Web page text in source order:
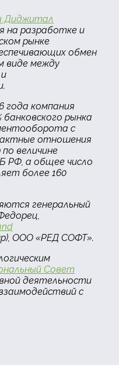
Диджитал
на разработке и
рынке
обмен
виде между
года компания
банковского рынка
с
отношения
по величине
РФ, а общее число
более 160
генеральный
ООО «РЕД СОФТ».
Совет
деятельности
с